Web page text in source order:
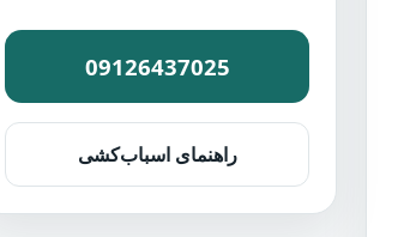
09126437025
راهنمای اسباب‌کشی